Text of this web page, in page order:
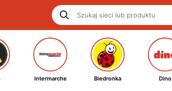
Intermarche Biedronka Dino